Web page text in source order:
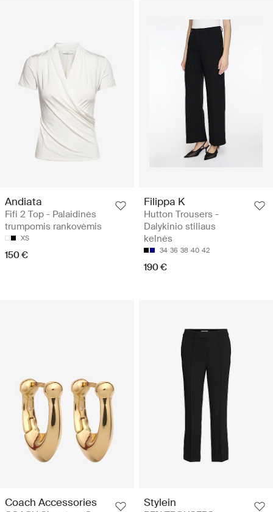
Andiata
Fifi 2 Top - Palaidinės
trumpomis rankovėmis
XS
150 €
Filippa K
Hutton Trousers -
Dalykinio stiliaus
kelnės
34 36 38 40 42
190 €
Coach Accessories Stylein